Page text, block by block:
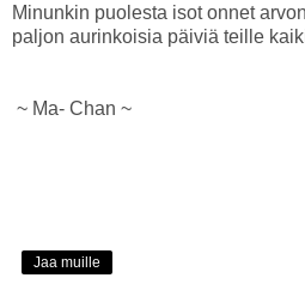
Minunkin puolesta isot onnet
paljon aurinkoisia päiviä teille
~ Ma- Chan ~
Jaa muille